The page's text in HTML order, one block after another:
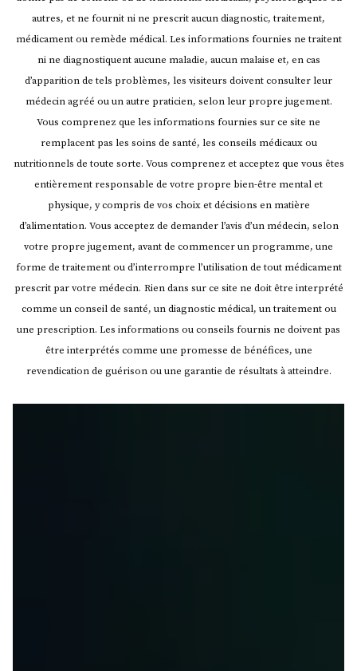
autres, et ne fournit ni ne prescrit aucun diagnostic, traitement,
médicament ou remède médical. Les informations fournies ne traitent
ni ne diagnostiquent aucune maladie, aucun malaise et, en cas
d’apparition de tels problèmes, les visiteurs doivent consulter leur
médecin agréé ou un autre praticien, selon leur propre jugement.
Vous comprenez que les informations fournies sur ce site ne
remplacent pas les soins de santé, les conseils médicaux ou
nutritionnels de toute sorte. Vous comprenez et acceptez que vous êtes
entièrement responsable de votre propre bien-être mental et
physique, y compris de vos choix et décisions en matière
d’alimentation. Vous acceptez de demander l’avis d’un médecin, selon
votre propre jugement, avant de commencer un programme, une
forme de traitement ou d’interrompre l’utilisation de tout médicament
prescrit par votre médecin. Rien dans sur ce site ne doit être interprété
comme un conseil de santé, un diagnostic médical, un traitement ou
une prescription. Les informations ou conseils fournis ne doivent pas
être interprétés comme une promesse de bénéfices, une
revendication de guérison ou une garantie de résultats à atteindre.